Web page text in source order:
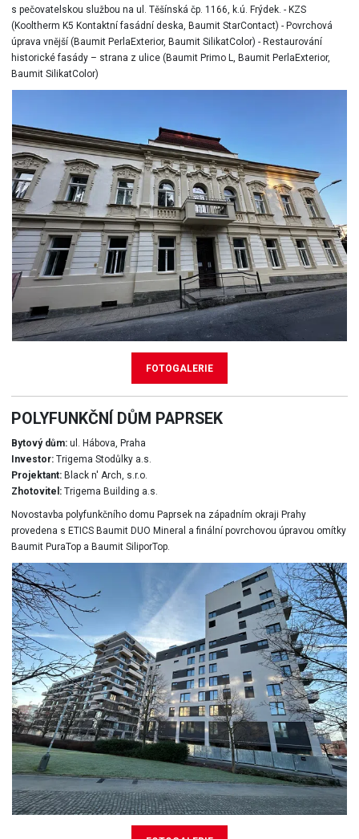
FOTOGALERIE
s pečovatelskou službou na ul. Těšínská čp. 1166, k.ú. Frýdek. - KZS
(Kooltherm K5 Kontaktní fasádní deska, Baumit StarContact) - Povrchová
úprava vnější (Baumit PerlaExterior, Baumit SilikatColor) - Restaurování
historické fasády – strana z ulice (Baumit Primo L, Baumit PerlaExterior,
Baumit SilikatColor)
POLYFUNKČNÍ DŮM PAPRSEK
Bytový dům:ul. Hábova, Praha
Investor:Trigema Stodůlky a.s.
Projektant:Black n' Arch, s.r.o.
Zhotovitel:Trigema Building a.s.
Novostavba polyfunkčního domu Paprsek na západním okraji Prahy
provedena s ETICS Baumit DUO Mineral a finální povrchovou úpravou omítky
Baumit PuraTop a Baumit SiliporTop.